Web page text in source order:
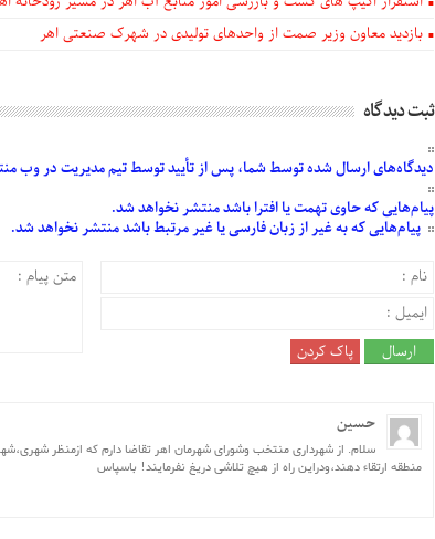
بازدید معاون وزیر صمت از واحدهای تولیدی در شهرک صنعتی اهر
ثبت دیدگاه
دیدگاه‌هایارسالشدهتوسط شما، پس از تأییدتوسط تیم مدیریت در وب
پیام‌هاییکه حاوی تهمت یا افترا باشد منتشر نخواهد شد.
پیام‌هاییکه به غیر از زبان فارسی یا غیر مرتبط باشد منتشر نخواهد شد.
حسین
سلام. از شهرداری منتخب وشورای شهرمان اهر تقاضا دارم که ازمنظر شهری،شهر
منطقه ارتقاء دهند،ودراين راه از هیچ تلاشی دریغ نفرمایند! باسپاس